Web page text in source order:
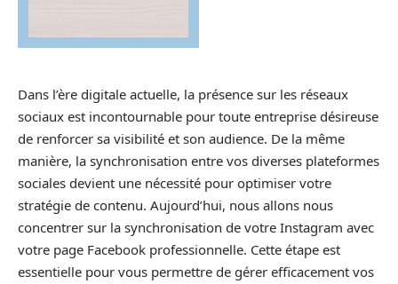
Dans l’ère digitale actuelle, la présence sur les réseaux
sociaux est incontournable pour toute entreprise désireuse
de renforcer sa visibilité et son audience. De la même
manière, la synchronisation entre vos diverses plateformes
sociales devient une nécessité pour optimiser votre
stratégie de contenu. Aujourd’hui, nous allons nous
concentrer sur la synchronisation de votre Instagram avec
votre page Facebook professionnelle. Cette étape est
essentielle pour vous permettre de gérer efficacement vos